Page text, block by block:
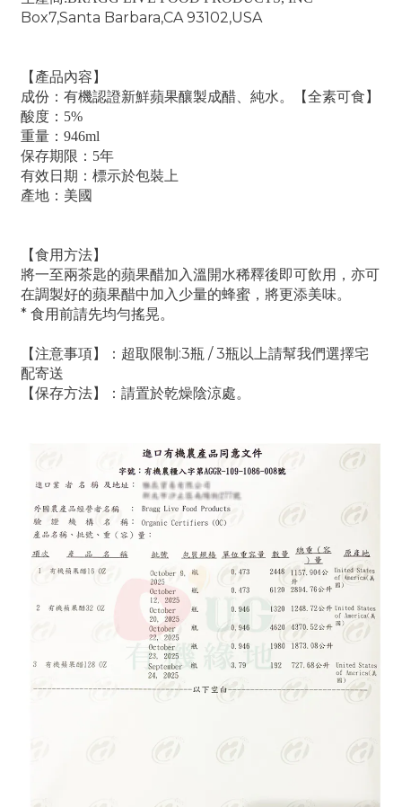
Box7,Santa Barbara,CA 93102,USA
【產品內容】
成份：有機認證新鮮蘋果釀製成醋、純水。【全素可食】
酸度：5%
重量：946ml
保存期限：5年
有效日期：標示於包裝上
產地：美國
【食用方法】
將一至兩茶匙的蘋果醋加入溫開水稀釋後即可飲用，亦可
在調製好的蘋果醋中加入少量的蜂蜜，將更添美味。
* 食用前請先均勻搖晃。
【注意事項】：超取限制:3瓶 / 3瓶以上請幫我們選擇宅
配寄送
【保存方法】：請置於乾燥陰涼處。